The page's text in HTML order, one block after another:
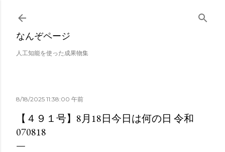
スキップしてメイン コンテンツに移動
なんぞページ
人工知能を使った成果物集
8/18/2025 11:38:00 午前
【４９１号】8月18日今日は何の日 令和
070818